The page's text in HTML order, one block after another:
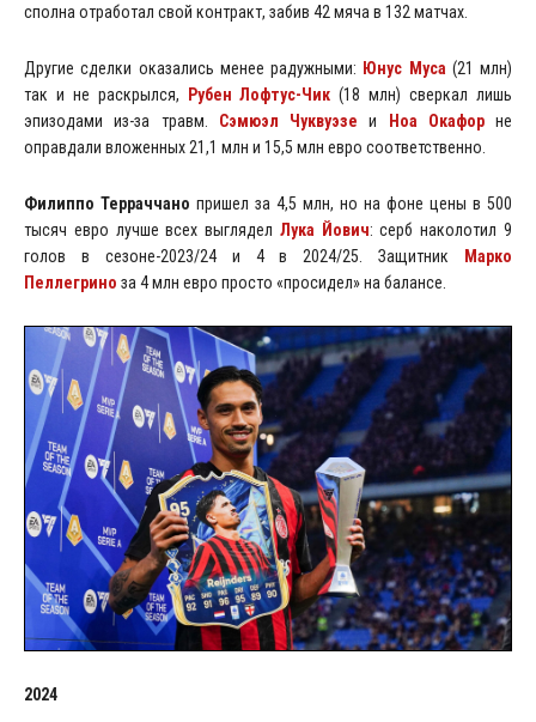
сполна отработал свой контракт, забив 42 мяча в 132 матчах.
Другие сделки оказались менее радужными: Юнус Муса (21 млн)
так и не раскрылся,
Рубен Лофтус-Чик (18 млн) сверкал лишь
эпизодами из-за травм. Сэмюэл Чуквуэзе и Ноа Окафорне
оправдали вложенных 21,1 млн и 15,5 млн евро соответственно.
Филиппо Терраччано пришел за 4,5 млн, но на фоне цены в 500
тысяч евро лучше всех выглядел Лука Йович: серб наколотил 9
голов в сезоне-2023/24 и 4 в 2024/25. Защитник
Марко
Пеллегрино за 4 млн евро просто «просидел» на балансе.
2024